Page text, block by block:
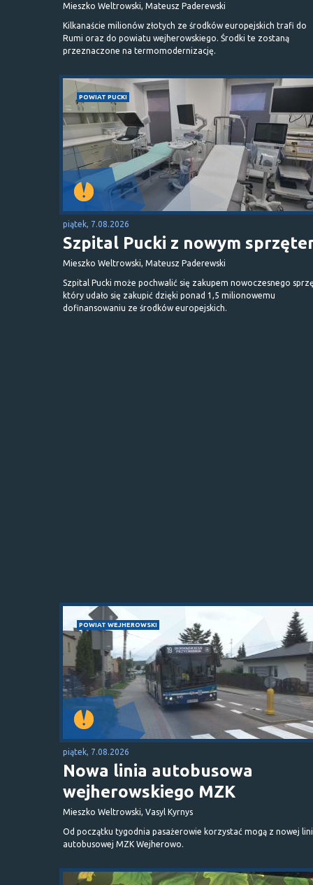
Mieszko Weltrowski, Mateusz Paderewski
Kilkanaście milionów złotych ze środków europejskich trafi do
Rumi oraz do powiatu wejherowskiego. Środki te zostaną
przeznaczone na termomodernizację.
POWIAT PUCKI
piątek, 7.08.2026
Szpital Pucki z nowym
Mieszko Weltrowski, Mateusz Paderewski
Szpital Pucki może pochwalić się zakupem nowoczesnego
który udało się zakupić dzięki ponad 1,5 milionowemu
dofinansowaniu ze środków europejskich.
POWIAT WEJHEROWSKI
piątek, 7.08.2026
Nowa linia autobusowa
wejherowskiego MZK
Mieszko Weltrowski, Vasyl Kyrnys
Od początku tygodnia pasażerowie korzystać mogą z nowej
autobusowej MZK Wejherowo.